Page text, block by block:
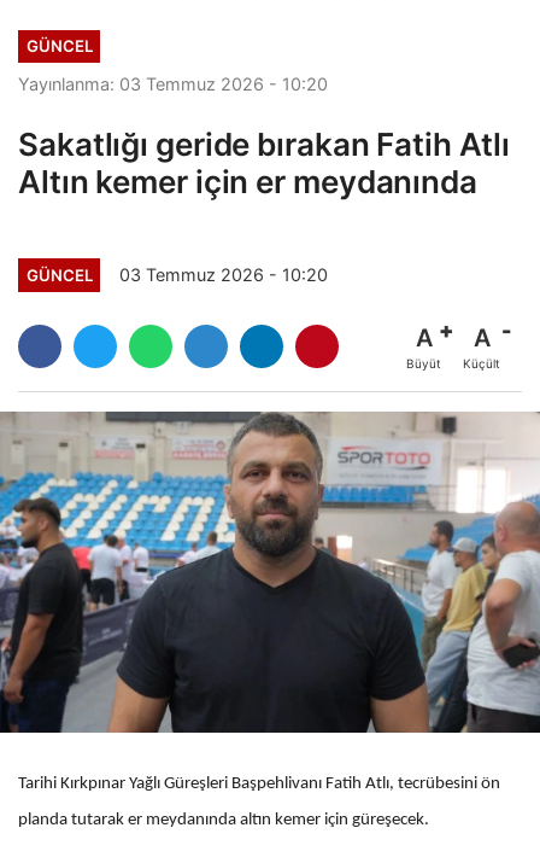
GÜNCEL
Yayınlanma: 03 Temmuz 2026 - 10:20
Sakatlığı geride bırakan Fatih Atlı
Altın kemer için er meydanında
GÜNCEL 03 Temmuz 2026 - 10:20
A
Büyüt
A
Küçült
Tarihi Kırkpınar Yağlı Güreşleri Başpehlivanı Fatih Atlı, tecrübesini ön
planda tutarak er meydanında altın kemer için güreşecek.